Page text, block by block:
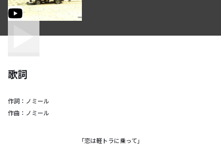
歌詞
作詞： ノミール
作曲： ノミール
「恋は軽トラに乗って」